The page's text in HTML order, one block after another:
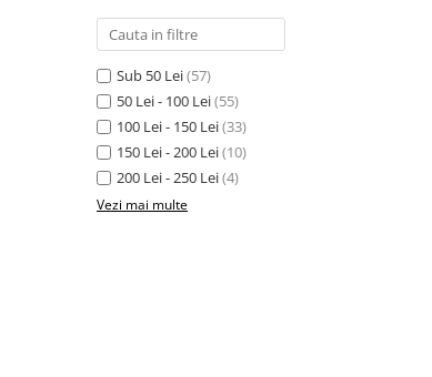
Sub 50 Lei(57)
50 Lei - 100 Lei(55)
100 Lei - 150 Lei(33)
150 Lei - 200 Lei(10)
200 Lei - 250 Lei(4)
Vezi mai multe